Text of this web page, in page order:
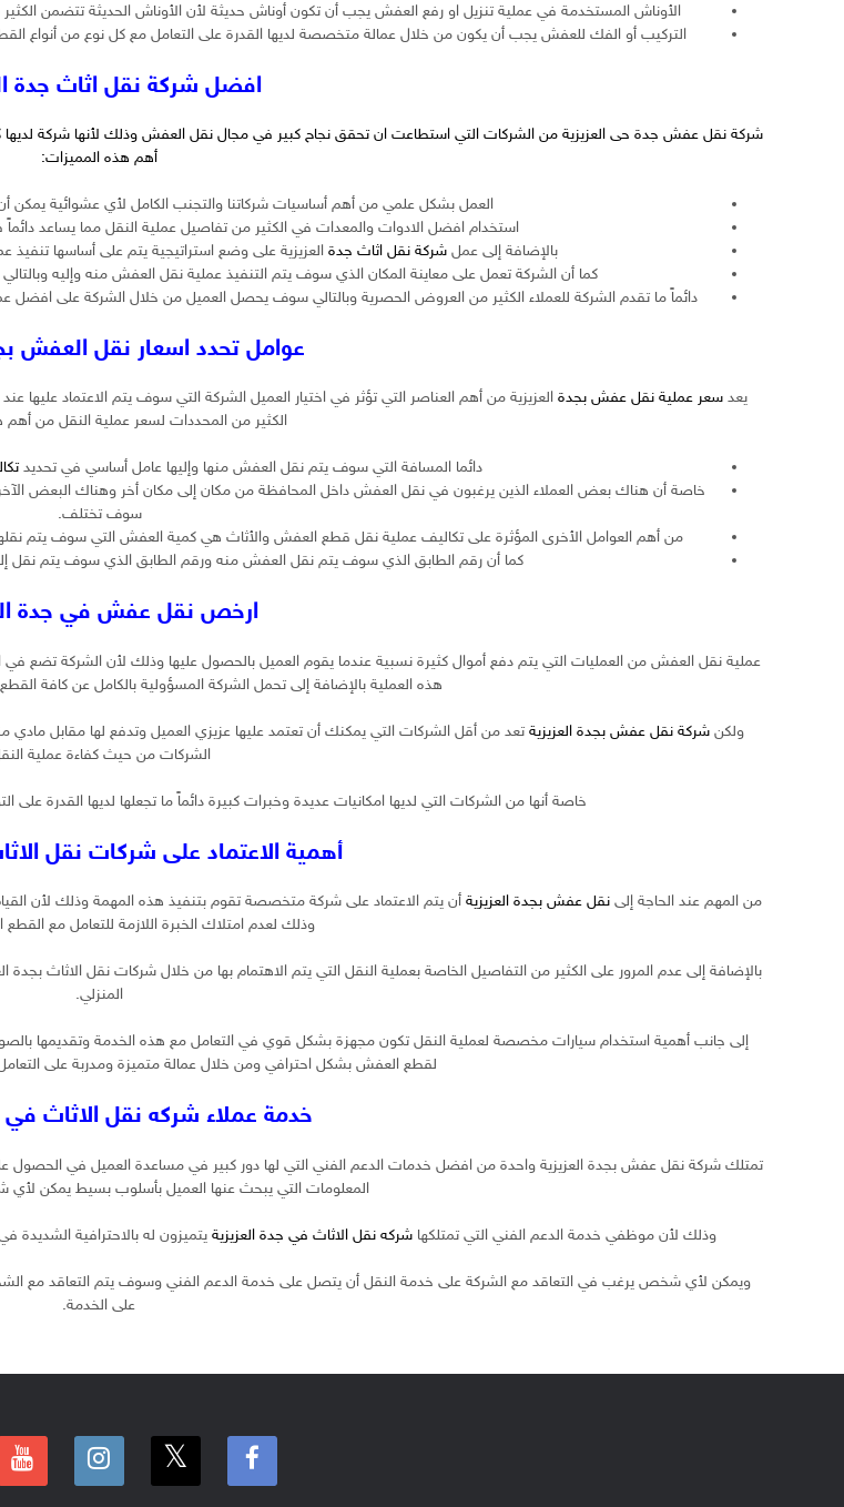
الأوناش المستخدمة في عملية تنزيل او رفع العفش يجب أن تكون أوناش حديثة لأن الأوناش الحديثة تتضمن
التركيب أو الفك للعفش يجب أن يكون من خلال عمالة متخصصة لديها القدرة على التعامل مع كل نوع من أنواع
افضل شركة نقل اثاث جدة
شركةنقل عفش جدة حى العزيزية من الشركات التي استطاعت ان تحقق نجاح كبير في مجال نقل العفش وذلك لأنها شركة لديها
أهم هذه المميزات:
العمل بشكل علمي من أهم أساسيات شركاتنا والتجنب الكامل لأي عشوائية يمكن
استخدام افضل الادوات والمعدات في الكثير من تفاصيل عملية النقل مما يساعد
بالإضافة إلى عمل شركة نقل اثاث جدة العزيزية على وضع استراتيجية يتم على أساسها
كما أن الشركة تعمل على معاينة المكان الذي سوف يتم التنفيذ عملية نقل العفش منه وإليه
دائماً ما تقدم الشركة للعملاء الكثير من العروض الحصرية وبالتالي سوف يحصل العميل من خلال الشركة على
عوامل تحدد اسعار نقل العفش
يعد سعر عملية نقل عفش بجدة العزيزية من أهم العناصر التي تؤثر في اختيار العميل الشركة التي سوف يتم الاعتماد
الكثير من المحددات لسعر عملية النقل من
دائما المسافة التي سوف يتم نقل العفش منها وإليها عامل أساسي في تحديد
خاصة أن هناك بعض العملاء الذين يرغبون في نقل العفش داخل المحافظة من مكان إلى مكان أخر وهناك البعض
سوف تختلف.
من أهم العوامل الأخرى المؤثرة على تكاليف عملية نقل قطع العفش والأثاث هي كمية العفش التي سوف يتم
كما أن رقم الطابق الذي سوف يتم نقل العفش منه ورقم الطابق الذي سوف يتم نقل
ارخص نقل عفش في جدة
عملية نقل العفش من العمليات التي يتم دفع أموال كثيرة نسبية عندما يقوم العميل بالحصول عليها وذلك لأن الشركة تضع في
هذه العملية بالإضافة إلى تحمل الشركة المسؤولية بالكامل عن كافة القطع
ولكن شركة نقل عفش بجدة العزيزية تعد من أقل الشركات التي يمكنك أن تعتمد عليها عزيزي العميل وتدفع لها مقابل
الشركات من حيث كفاءة عملية
خاصة أنها من الشركات التي لديها امكانيات عديدة وخبرات كبيرة دائماً ما تجعلها لديها القدرة
أهمية الاعتماد على شركات نقل
من المهم عند الحاجة إلى نقل عفش بجدة العزيزية أن يتم الاعتماد على شركة متخصصة تقوم بتنفيذ هذه المهمة وذلك لأن
وذلك لعدم امتلاك الخبرة اللازمة للتعامل مع القطع
بالإضافة إلى عدم المرور على الكثير من التفاصيل الخاصة بعملية النقل التي يتم الاهتمام بها من خلال شركات نقل الاثاث
المنزلي.
إلى جانب أهمية استخدام سيارات مخصصة لعملية النقل تكون مجهزة بشكل قوي في التعامل مع هذه الخدمة وتقديمها بالصورة
لقطع العفش بشكل احترافي ومن خلال عمالة متميزة ومدربة على
خدمة عملاء شركه نقل الاثاث في
تمتلك شركة نقل عفش بجدة العزيزية واحدة من افضل خدمات الدعم الفني التي لها دور كبير في مساعدة العميل في
المعلومات التي يبحث عنها العميل بأسلوب بسيط يمكن
وذلك لأن موظفي خدمة الدعم الفني التي تمتلكهاشركه نقل الاثاث في جدة العزيزية يتميزون له بالاحترافية الشديدة
ويمكن لأي شخص يرغب في التعاقد مع الشركة على خدمة النقل أن يتصل على خدمة الدعم الفني وسوف يتم التعاقد مع
على الخدمة.